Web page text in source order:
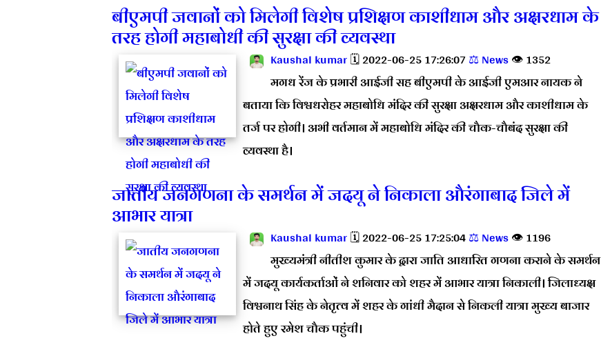
बीएमपी जवानों को मिलेगी विशेष प्रशिक्षण काशीधाम और अक्षरधाम के
तरह होगी महाबोधी की सुरक्षा की व्यवस्था
Kaushal kumar🗓️ 2022-06-25 17:26:07⚖️ News👁️ 1352
मगध रेंज के प्रभारी आईजी सह बीएमपी के आईजी एमआर नायक ने
बताया कि विश्वधरोहर महाबोधि मंदिर की सुरक्षा अक्षरधाम और काशीधाम के
तर्ज पर होगी। अभी वर्तमान में महाबोधि मंदिर की चौक-चौबंद सुरक्षा की
व्यवस्था है।
जातीय जनगणना के समर्थन में जदयू ने निकाला औरंगाबाद जिले में
आभार यात्रा
Kaushal kumar🗓️ 2022-06-25 17:25:04⚖️ News👁️ 1196
मुख्यमंत्री नीतीश कुमार के द्वारा जाति आधारित गणना कराने के समर्थन
में जदयू कार्यकर्ताओं ने शनिवार को शहर में आभार यात्रा निकाली। जिलाध्यक्ष
विश्वनाथ सिंह के नेतृत्व में शहर के गांधी मैदान से निकली यात्रा मुख्य बाजार
होते हुए रमेश चौक पहुंची।